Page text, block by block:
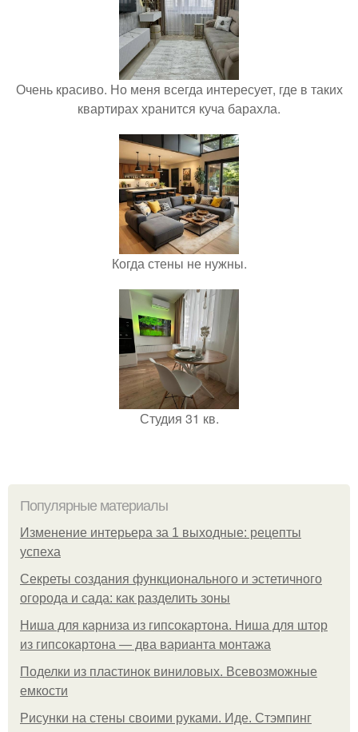
Очень красиво. Но меня всегда интересует, где в таких
квартирах хранится куча барахла.
Когда стены не нужны.
Студия 31 кв.
Популярные материалы
Изменение интерьера за 1 выходные: рецепты
успеха
Секреты создания функционального и эстетичного
огорода и сада: как разделить зоны
Ниша для карниза из гипсокартона. Ниша для штор
из гипсокартона — два варианта монтажа
Поделки из пластинок виниловых. Всевозможные
емкости
Рисунки на стены своими руками. Иде. Стэмпинг